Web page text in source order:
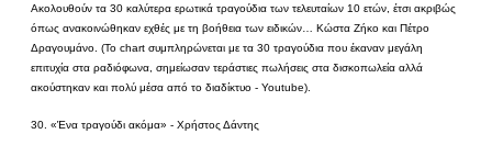
Ακολουθούν τα 30 καλύτερα ερωτικά τραγούδια των τελευταίων 10 ετών, έτσι ακριβώς
όπως ανακοινώθηκαν εχθές με τη βοήθεια των ειδικών… Κώστα Ζήκο και Πέτρο
Δραγουμάνο. (Το chart συμπληρώνεται με τα 30 τραγούδια που έκαναν μεγάλη
επιτυχία στα ραδιόφωνα, σημείωσαν τεράστιες πωλήσεις στα δισκοπωλεία αλλά
ακούστηκαν και πολύ μέσα από το διαδίκτυο - Youtube).
30. «Ένα τραγούδι ακόμα» - Χρήστος Δάντης